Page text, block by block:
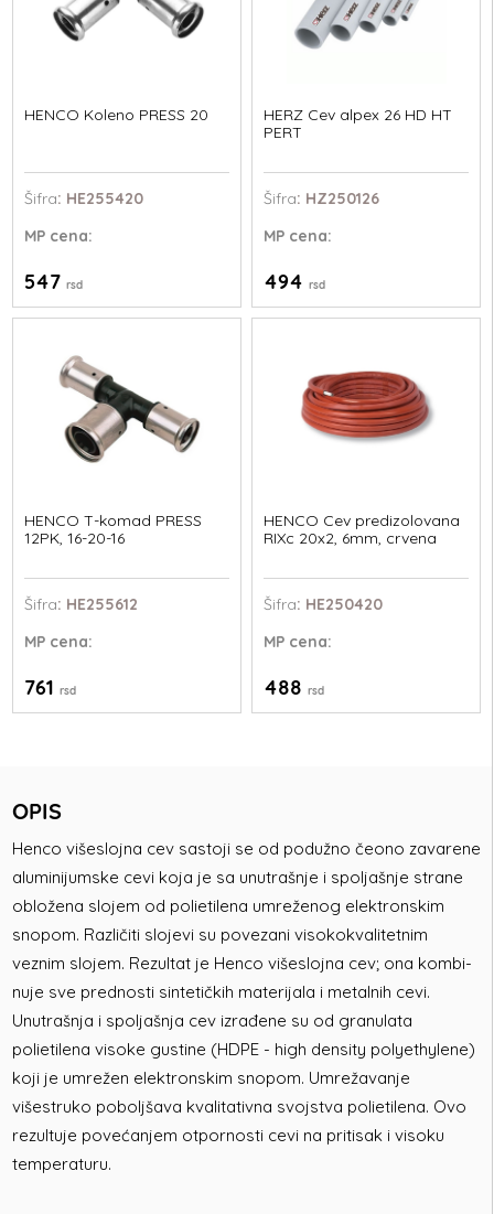
HENCO Koleno PRESS 20
Šifra: HE255420
MP cena:
547rsd
HERZ Cev alpex 26 HD HT
PERT
Šifra: HZ250126
MPcena:
494 rsd
HENCO T-komad PRESS
12PK, 16-20-16
Šifra: HE255612
MP cena:
761rsd
HENCO Cev predizolovana
RIXc 20x2, 6mm, crvena
Šifra: HE250420
MPcena:
488 rsd
OPIS
Henco višeslojna cev sastoji se od podužno čeono zavarene
aluminijumske cevi koja je sa unutrašnje i spoljašnje strane
obložena slojem od polietilena umreženog elektronskim
snopom. Različiti slojevi su povezani visokokvalitetnim
veznim slojem. Rezultat je Henco višeslojna cev; ona kombi­
nuje sve prednosti sintetičkih materijala i metalnih cevi.
Unutrašnja i spoljašnja cev izrađene su od granulata
polietilena visoke gustine (HDPE - high density polyethylene)
koji je umrežen elektronskim snopom. Umrežavanje
višestruko poboljšava kvalitativna svojstva polietilena. Ovo
rezultuje povećanjem otpornosti cevi na pritisak i visoku
temperaturu.